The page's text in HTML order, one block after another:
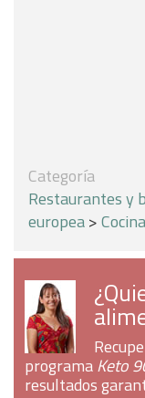
Categoría
Restaurantes y
europea>
programaKeto
resultados